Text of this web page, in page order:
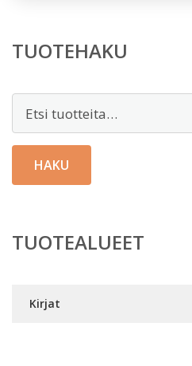
TUOTEHAKU
HAKU
TUOTEALUEET
Kirjat